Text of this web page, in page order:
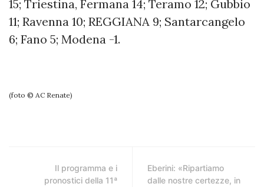
15; Triestina, Fermana 14; Teramo 12; Gubbio
11; Ravenna 10; REGGIANA 9; Santarcangelo
6; Fano 5; Modena -1.
(foto © AC Renate)
Il programma e i
pronostici della 11ª
Eberini: «Ripartiamo
dalle nostre certezze, in